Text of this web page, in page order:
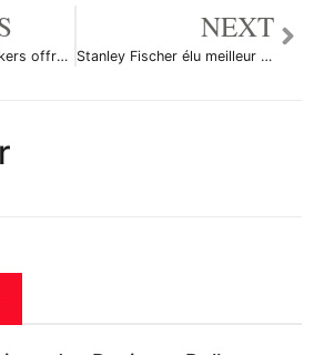
Les différents brokers offrant Metatrader sur forex.fr
NEXT
Stanley Fischer élu meilleur banquier central